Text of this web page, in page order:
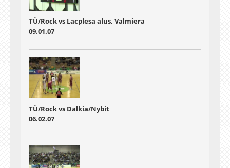
TÜ/Rock vs Lacplesa alus, Valmiera
09.01.07
TÜ/Rock vs Dalkia/Nybit
06.02.07